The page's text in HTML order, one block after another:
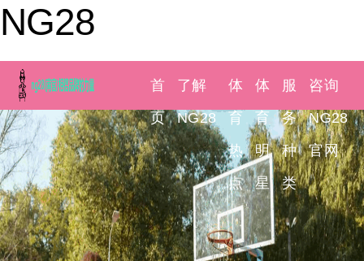
NG28
首
页
了解
NG28
体
育
热
点
体
育
明
星
服
务
种
类
咨询
NG28
官网